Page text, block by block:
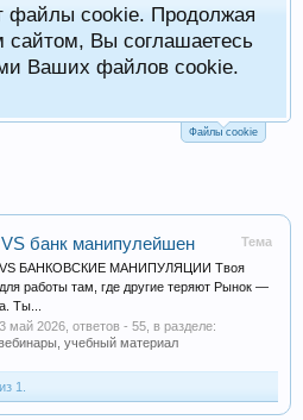
файлы cookie. Продолжая
сайтом, Вы соглашаетесь
Ваших файлов cookie.
Файлы cookie
Тема
банк манипулейшен
VS БАНКОВСКИЕ МАНИПУЛЯЦИИ Твоя
работы там, где другие теряют Рынок —
Ты...
3 май 2026 , ответов - 55, в разделе:
учебный материал
1.